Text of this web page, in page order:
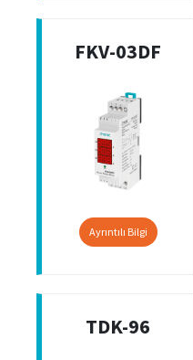
FKV-03DF
Ayrıntılı Bilgi
TDK-96